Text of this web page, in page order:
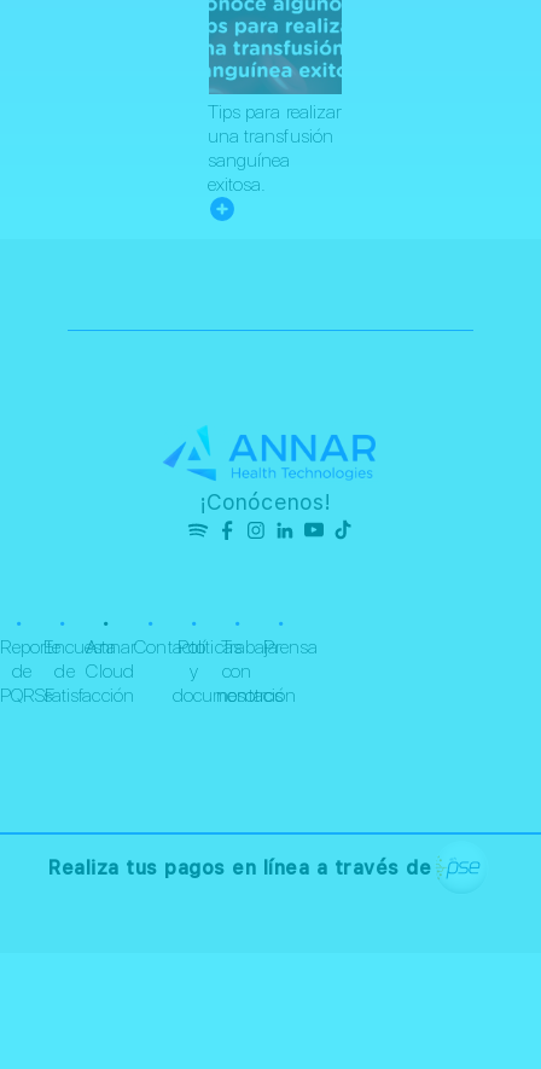
Tips para realizar
una transfusión
sanguínea
exitosa.
¡Conócenos!
•
Reporte
de
PQRSF
•
Encuesta
de
satisfacción
•
Annar
Cloud
•
Contacto
•
Políticas
y
documentación
•
Trabaja
con
nosotros
•
Prensa
Realiza tus pagos en línea a través de